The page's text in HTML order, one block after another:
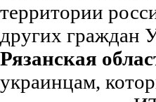
территории
других граждан
Рязанская
украинцам,